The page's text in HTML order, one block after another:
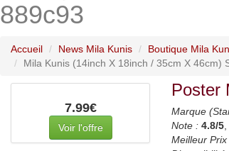
889c93
Accueil News Mila Kunis
Boutique Mila
Mila Kunis (14inch X 18inch / 35cm X 46cm)
7.99€
Voir l'offre
Poster
Marque
Note : 4.8/5,
Meilleur Prix